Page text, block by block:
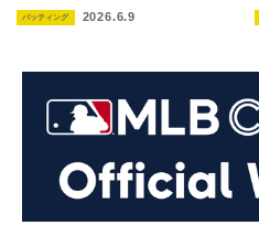
バッティング 2026.6.9